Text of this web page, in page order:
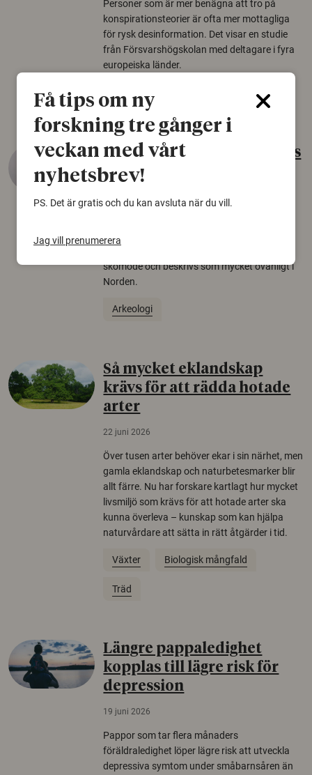
Personer som är mer benägna att tro på
konspirationsteorier är ofta mer mottagliga
för rysk desinformation. Det visar en studie
från Försvarshögskolan med deltagare i fyra
europeiska länder.
Gammalt skinn var Sveriges
äldsta sko
skomode och beskrivs som mycket ovanligt i
Norden.
Arkeologi
Så mycket eklandskap
krävs för att rädda hotade
arter
22 juni 2026
Över tusen arter behöver ekar i sin närhet, men
gamla eklandskap och naturbetesmarker blir
allt färre. Nu har forskare kartlagt hur mycket
livsmiljö som krävs för att hotade arter ska
kunna överleva – kunskap som kan hjälpa
naturvårdare att sätta in rätt åtgärder i tid.
Växter Biologisk mångfald
Träd
Längre pappaledighet
kopplas till lägre risk för
depression
19 juni 2026
Pappor som tar flera månaders
föräldraledighet löper lägre risk att utveckla
depressiva symtom under småbarnsåren än
Få tips om ny
forskning tre gånger i
veckan med vårt
nyhetsbrev!
PS. Det är gratis och du kan avsluta när du vill.
Jag vill prenumerera